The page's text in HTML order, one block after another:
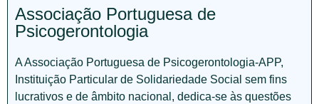
Associação Portuguesa de
Psicogerontologia
A Associação Portuguesa de Psicogerontologia-APP,
Instituição Particular de Solidariedade Social sem fins
lucrativos e de âmbito nacional, dedica-se às questões